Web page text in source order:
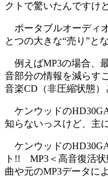
クトで驚いたんですけ
ポータブルオーディ
とつの大きな“売り”と
例えばMP3の場合、
音部分の情報を減らす
音楽CD（非圧縮状態）
ケンウッドの
知らないっスけど、主
ケンウッドの
ト!! MP3＜高音復活状
曲や元のMP3データに